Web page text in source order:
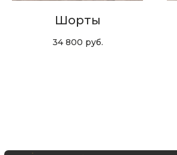
Шорты
34 800 руб.
Ваш e-mail